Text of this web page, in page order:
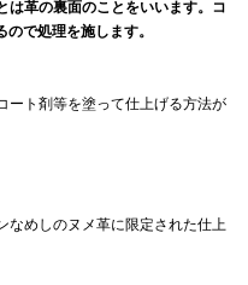
は革の裏面のことをいいます。コ
で処理を施します。
ート剤等を塗って仕上げる方法が
なめしのヌメ革に限定された仕上